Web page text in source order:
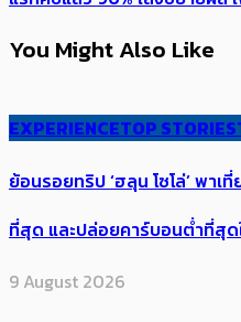
You Might Also Like
EXPERIENCETOP STORIES
ย้อนรอยทริป ‘ฮลุน โซโล่’ ​​พาเ
ที่สุด​​ และปล่อยคาร์​บอนต่ำที่สุด
9 August 2026